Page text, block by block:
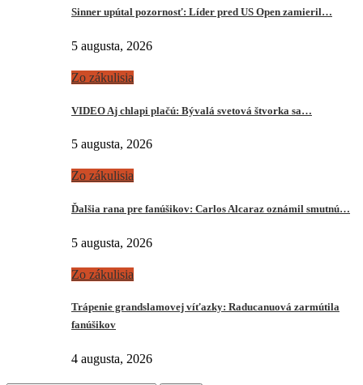
Sinner upútal pozornosť: Líder pred US Open zamieril…
5 augusta, 2026
Zo zákulisia
VIDEO Aj chlapi plačú: Bývalá svetová štvorka sa…
5 augusta, 2026
Zo zákulisia
Ďalšia rana pre fanúšikov: Carlos Alcaraz oznámil smutnú…
5 augusta, 2026
Zo zákulisia
Trápenie grandslamovej víťazky: Raducanuová zarmútila
fanúšikov
4 augusta, 2026